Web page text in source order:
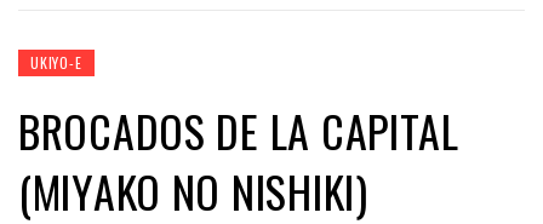
UKIYO-E
BROCADOS DE LA CAPITAL
(MIYAKO NO NISHIKI)